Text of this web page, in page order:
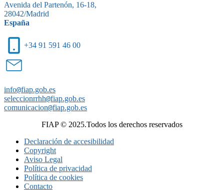
Avenida del Partenón, 16-18,
28042/Madrid
España
+34 91 591 46 00
info@fiap.gob.es
seleccionrrhh@fiap.gob.es
comunicacion@fiap.gob.es
FIAP © 2025.Todos los derechos reservados
Declaración de accesibilidad
Copyright
Aviso Legal
Política de privacidad
Política de cookies
Contacto